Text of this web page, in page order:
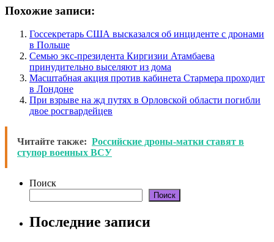
Похожие записи:
Госсекретарь США высказался об инциденте с дронами
в Польше
Семью экс-президента Киргизии Атамбаева
принудительно выселяют из дома
Масштабная акция против кабинета Стармера проходит
в Лондоне
При взрыве на жд путях в Орловской области погибли
двое росгвардейцев
Читайте также: Российские дроны-матки ставят в
ступор военных ВСУ
Поиск
Поиск
Последние записи